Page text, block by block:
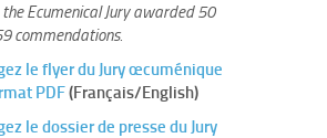
the Ecumenical Jury awarded 50
commendations.
le flyer du Jury œcuménique
PDF(Français/English)
le dossier de presse du Jury